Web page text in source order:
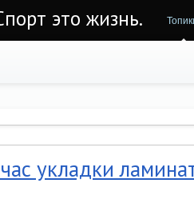
это жизнь.
укладки